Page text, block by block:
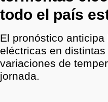
todo el país
El pronóstico
eléctricas en
variaciones de
jornada.